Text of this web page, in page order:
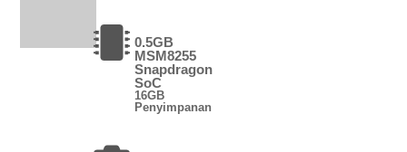
0.5GB
MSM8255
Snapdragon
SoC
16GB
Penyimpanan